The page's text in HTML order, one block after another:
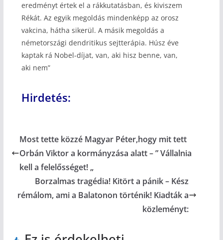
eredményt értek el a rákkutatásban, és kiviszem
Rékát. Az egyik megoldás mindenképp az orosz
vakcina, hátha sikerül. A másik megoldás a
németországi dendritikus sejtterápia. Húsz éve
kaptak rá Nobel-díjat, van, aki hisz benne, van,
aki nem”
Hirdetés:
Most tette közzé Magyar Péter,hogy mit tett
Orbán Viktor a kormányzása alatt – ” Vállalnia
kell a felelősséget! „
Borzalmas tragédia! Kitört a pánik – Kész
rémálom, ami a Balatonon történik! Kiadták a
közleményt: